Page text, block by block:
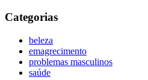
Categorias
beleza
emagrecimento
problemas masculinos
saúde